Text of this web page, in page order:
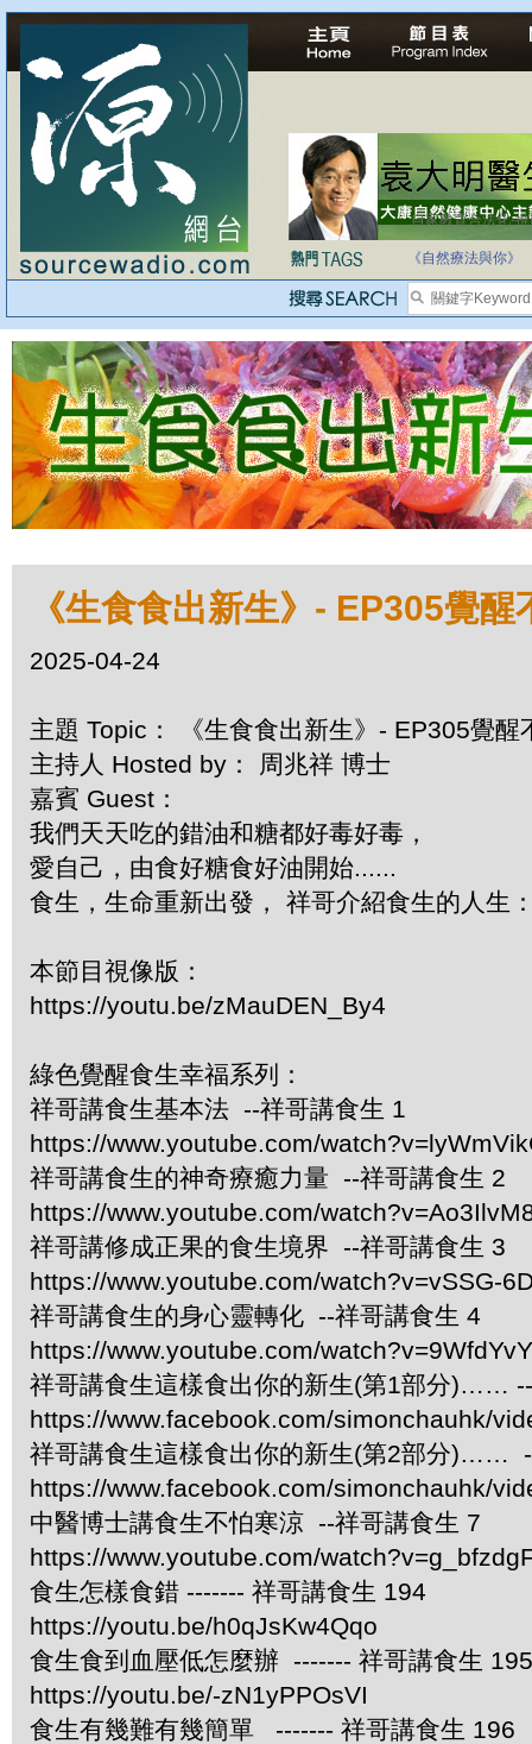
自家教育合法化-
《自然療法與你》
《生食食出新生》- EP305覺
2025-04-24
主題 Topic： 《生食食出新生》- EP305覺醒
主持人 Hosted by： 周兆祥 博士
嘉賓 Guest：
我們天天吃的錯油和糖都好毒好毒，
愛自己，由食好糖食好油開始......
食生，生命重新出發， 祥哥介紹食生的人
本節目視像版：
https://youtu.be/zMauDEN_By4
綠色覺醒食生幸福系列：
祥哥講食生基本法 --祥哥講食生 1
https://www.youtube.com/
祥哥講食生的神奇療癒力量 --祥哥講食生 2
https://www.youtube.com/
祥哥講修成正果的食生境界 --祥哥講食生 3
https://www.youtube.com/watch?v=vSSG-
祥哥講食生的身心靈轉化 --祥哥講食生 4
https://www.youtube.com/
祥哥講食生這樣食出你的新生(第1部分)……
https://www.facebook.com/simonchauhk/
祥哥講食生這樣食出你的新生(第2部分)……
https://www.facebook.com/simonchauhk/
中醫博士講食生不怕寒涼 --祥哥講食生 7
https://www.youtube.com/
食生怎樣食錯 ------- 祥哥講食生 194
https://youtu.be/h0qJsKw4Qqo
食生食到血壓低怎麼辦 ------- 祥哥講食生 195
https://youtu.be/-zN1yPPOsVI
食生有幾難有幾簡單 ------- 祥哥講食生 196